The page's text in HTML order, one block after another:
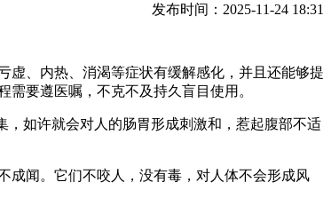
发布时间：2025-11-24 18:31
、内热、消渴等症状有缓解感化，并且还能够提
要遵医嘱，不克不及持久盲目使用。
如许就会对人的肠胃形成刺激和，惹起腹部不适
闻。它们不咬人，没有毒，对人体不会形成风